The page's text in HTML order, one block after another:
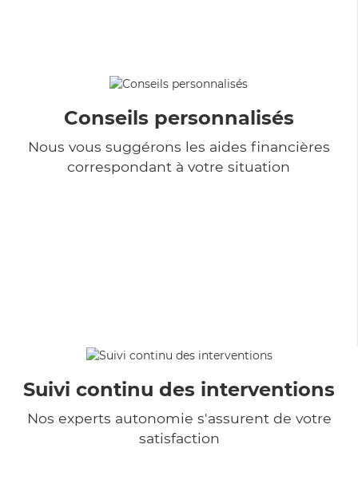
Conseils personnalisés
Nous vous suggérons les aides financières
correspondant à votre situation
Suivi continu des interventions
Nos experts autonomie s'assurent de votre
satisfaction